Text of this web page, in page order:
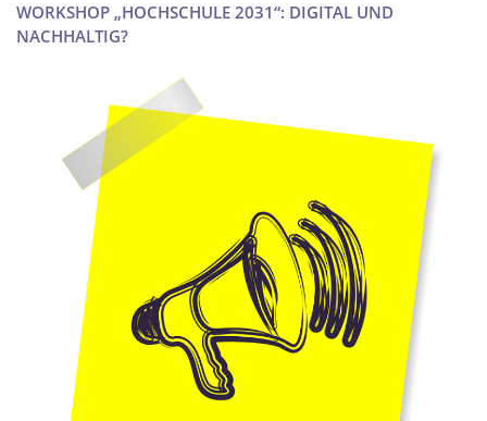
WORKSHOP „HOCHSCHULE 2031“: DIGITAL UND
NACHHALTIG?